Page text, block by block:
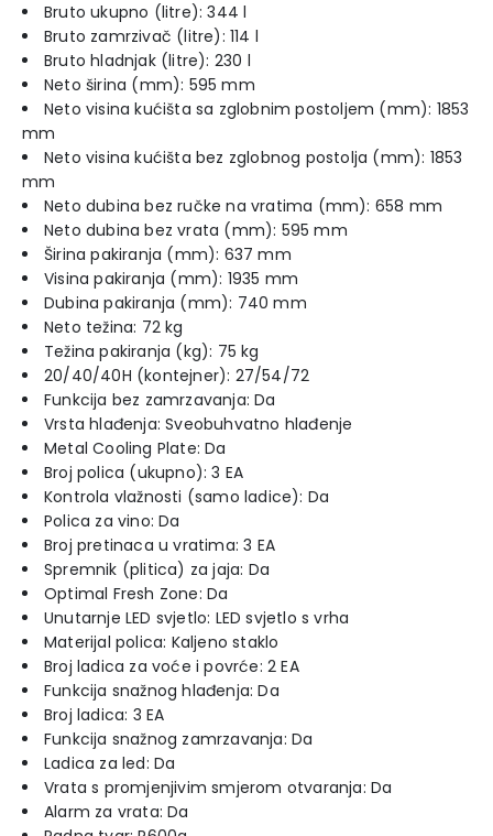
Bruto ukupno (litre): 344 l
Bruto zamrzivač (litre): 114 l
Bruto hladnjak (litre): 230 l
Neto širina (mm): 595 mm
Neto visina kućišta sa zglobnim postoljem (mm): 1853
mm
Neto visina kućišta bez zglobnog postolja (mm): 1853
mm
Neto dubina bez ručke na vratima (mm): 658 mm
Neto dubina bez vrata (mm): 595 mm
Širina pakiranja (mm): 637 mm
Visina pakiranja (mm): 1935 mm
Dubina pakiranja (mm): 740 mm
Neto težina: 72 kg
Težina pakiranja (kg): 75 kg
20/40/40H (kontejner): 27/54/72
Funkcija bez zamrzavanja: Da
Vrsta hlađenja: Sveobuhvatno hlađenje
Metal Cooling Plate: Da
Broj polica (ukupno): 3 EA
Kontrola vlažnosti (samo ladice): Da
Polica za vino: Da
Broj pretinaca u vratima: 3 EA
Spremnik (plitica) za jaja: Da
Optimal Fresh Zone: Da
Unutarnje LED svjetlo: LED svjetlo s vrha
Materijal polica: Kaljeno staklo
Broj ladica za voće i povrće: 2 EA
Funkcija snažnog hlađenja: Da
Broj ladica: 3 EA
Funkcija snažnog zamrzavanja: Da
Ladica za led: Da
Vrata s promjenjivim smjerom otvaranja: Da
Alarm za vrata: Da